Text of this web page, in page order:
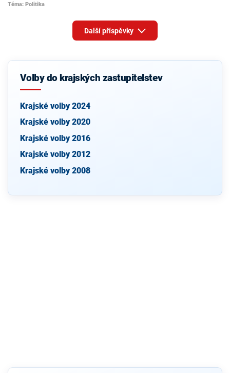
Téma: Politika
Další příspěvky
Volby do krajských zastupitelstev
Krajské volby 2024
Krajské volby 2020
Krajské volby 2016
Krajské volby 2012
Krajské volby 2008